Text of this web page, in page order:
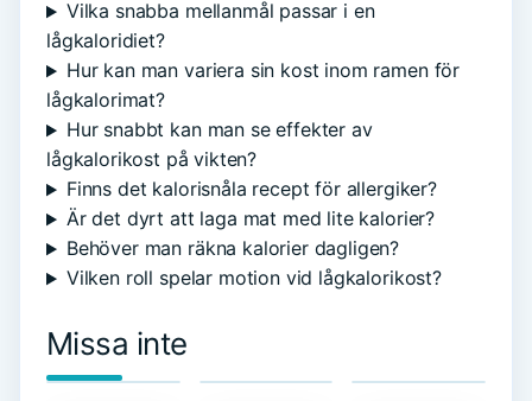
Vilka snabba mellanmål passar i en
lågkaloridiet?
Hur kan man variera sin kost inom ramen för
lågkalorimat?
Hur snabbt kan man se effekter av
lågkalorikost på vikten?
Finns det kalorisnåla recept för allergiker?
Är det dyrt att laga mat med lite kalorier?
Behöver man räkna kalorier dagligen?
Vilken roll spelar motion vid lågkalorikost?
Missa inte
Gott fika att
bjuda på –
enkla recept